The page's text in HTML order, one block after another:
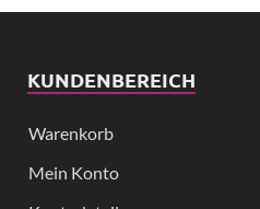
KUNDENBEREICH
Warenkorb
Mein Konto